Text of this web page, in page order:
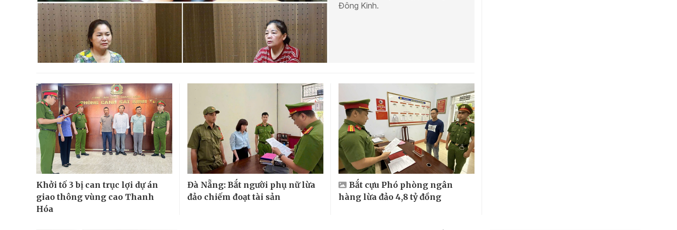
Đông Kinh.
Khởi tố 3 bị can trục lợi dự án
giao thông vùng cao Thanh
Hóa
Đà Nẵng: Bắt người phụ nữ lừa
đảo chiếm đoạt tài sản
Bắt cựu Phó phòng ngân
hàng lừa đảo 4,8 tỷ đồng